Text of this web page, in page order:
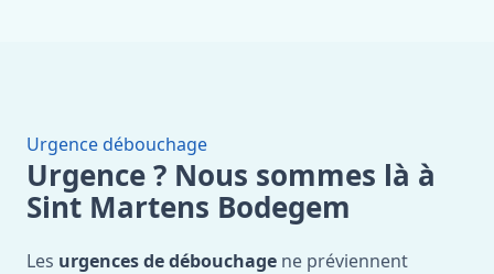
Urgence débouchage
Urgence ? Nous sommes là à
Sint Martens Bodegem
Les urgences de débouchage ne préviennent